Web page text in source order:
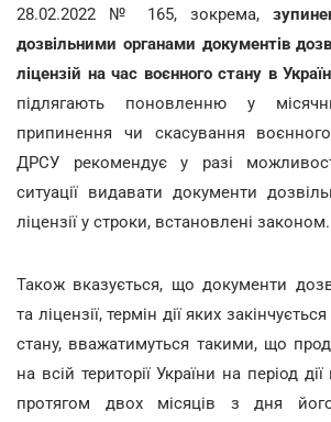
28.02.2022 № 165, зокрема,
дозвільними органами документів
ліцензій на час воєнного стану в
підлягають поновленню у
припинення чи скасування
ДРСУ рекомендує у разі
ситуації видавати документи
ліцензії у строки, встановлені законом.
Також вказується, що документи
та ліцензії, термін дії яких
стану, вважатимуться такими, що
на всій території України на період
протягом двох місяців з дня